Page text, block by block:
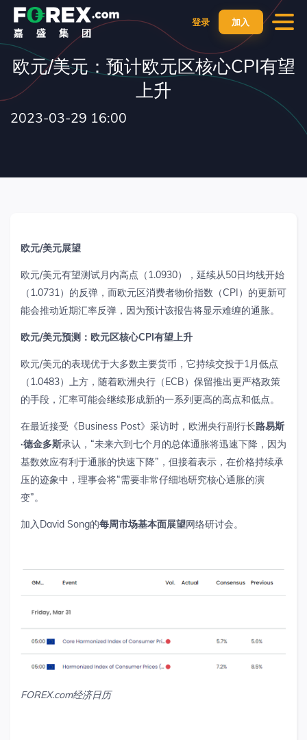
登录 加入
欧元/美元：预计欧元区核心CPI有望
上升
2023-03-29 16:00
欧元/美元展望
欧元/美元有望测试月内高点（ 1.0930），延续从50日均线开始
（ 1.0731 ）的反弹，而欧元区消费者物价指数（CPI）的更新可
能会推动近期汇率反弹，因为预计该报告将显示难缠的通胀。
欧元/美元预测：欧元区核心CPI有望上升
欧元/美元的表现优于大多数主要货币，它持续交投于1 月低点
（ 1.0483）上方，随着欧洲央行（ECB）保留推出更严格政策
的手段，汇率可能会继续形成新的一系列更高的高点和低点。
在最近接受《Business Post》采访时，欧洲央行副行长路易斯
·德金多斯承认 ， “未来六到七个月的总体通胀将迅速下降，因为
基数效应有利于通胀的快速下降” ，但接着表示，在价格持续承
压的迹象中，理事会将“需要非常仔细地研究核心通胀的演
变”。
加入 David Song的每周市场基本面展望网络研讨会。
FOREX.com经济日历